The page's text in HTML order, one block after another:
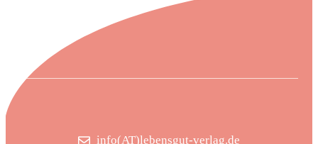
info(AT)lebensgut-verlag.de